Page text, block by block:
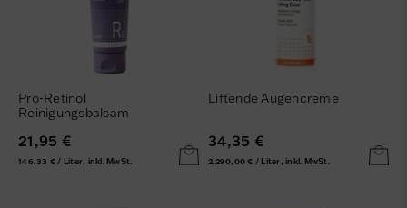
Pro-Retinol
Reinigungsbalsam
21,95 €
146,33 € / Liter, inkl. MwSt.
Liftende Augencreme
34,35 €
2.290,00 € / Liter, inkl. MwSt.